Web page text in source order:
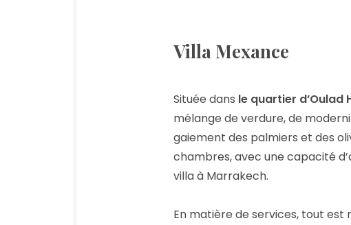
Villa Mexance
Située dans le quartier d’Oulad
mélange de verdure, de
gaiement des palmiers et des
chambres, avec une capacité
villa à Marrakech.
En matière de services, tout